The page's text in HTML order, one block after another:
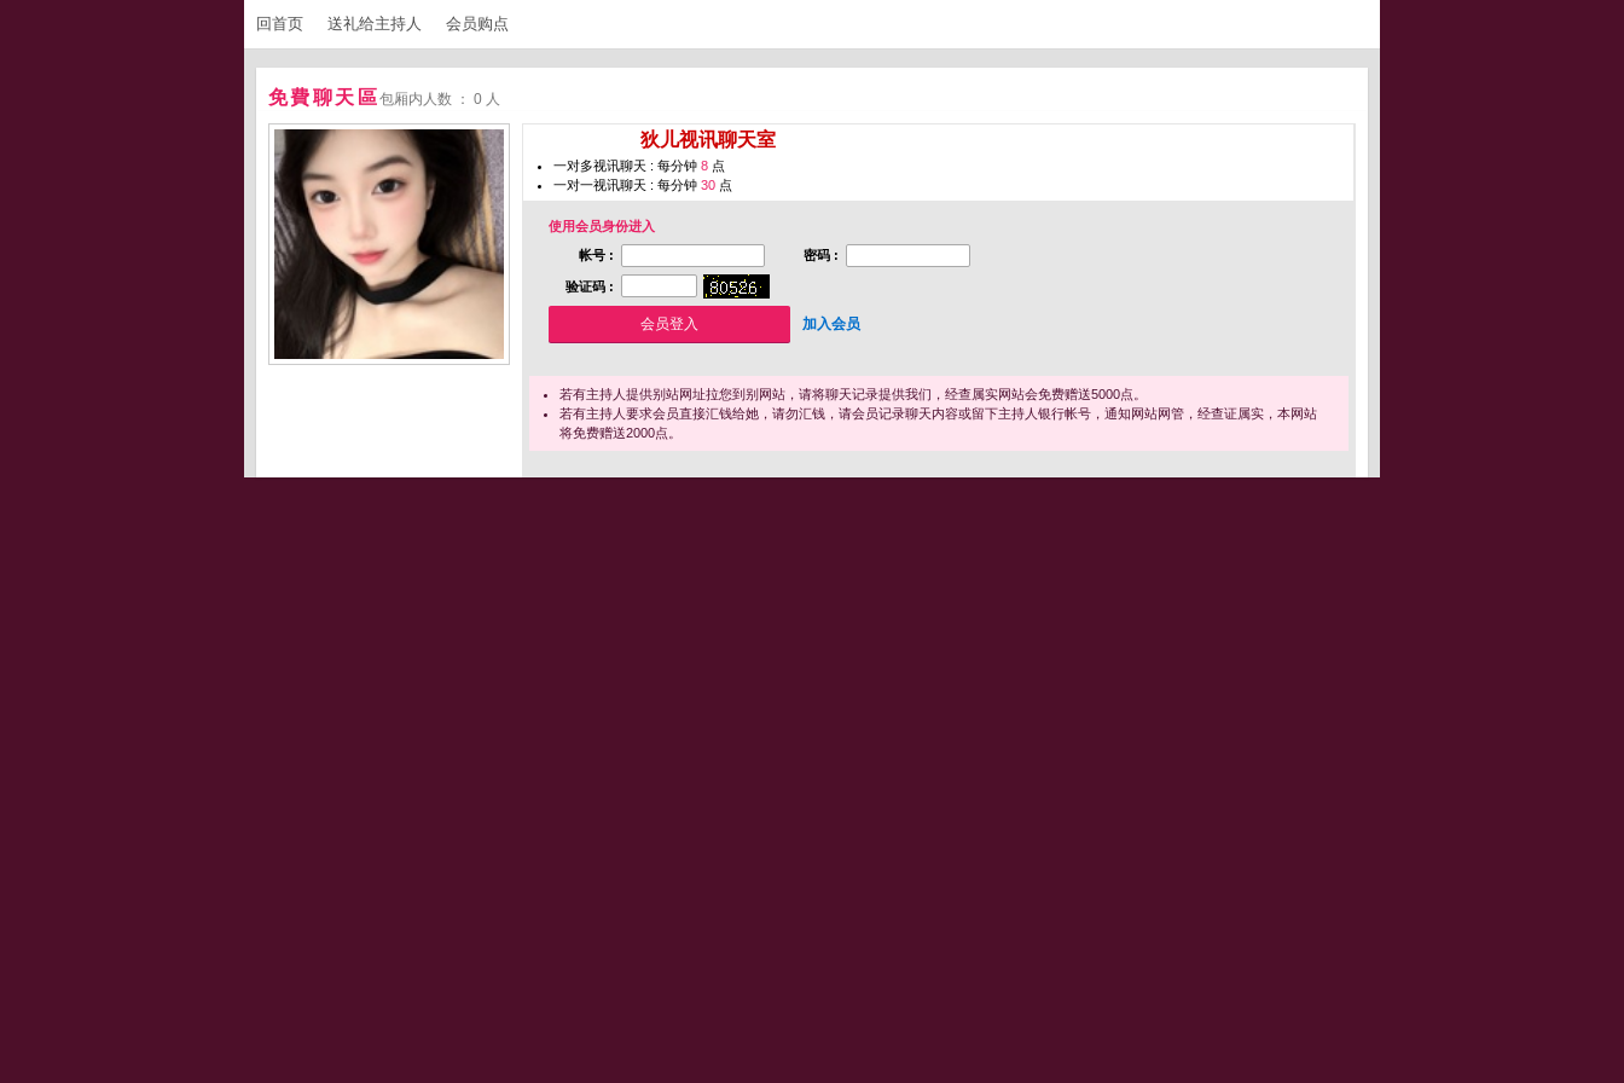
回首页 送礼给主持人 会员购点
免費聊天區包厢内人数 ： 0 人
狄儿视讯聊天室
一对多视讯聊天 : 每分钟 8 点
一对一视讯聊天 : 每分钟 30 点
使用会员身份进入
帐号 :
密码 :
验证码 :
加入会员
若有主持人提供别站网址拉您到别网站，请将聊天记录提供我们，经查属实网站会免费赠送5000点。
若有主持人要求会员直接汇钱给她，请勿汇钱，请会员记录聊天内容或留下主持人银行帐号，通知网站网管，经查证属实，本网站
将免费赠送2000点。